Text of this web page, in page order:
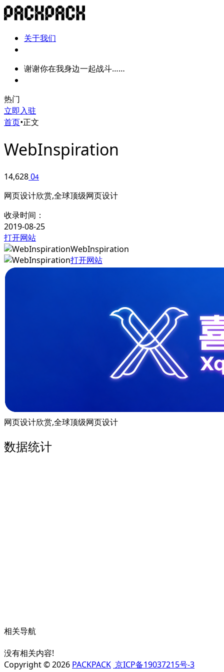
关于我们
谢谢你在我身边一起战斗……
热门
立即入驻
首页•正文
WebInspiration
14,62804
网页设计欣赏,全球顶级网页设计
收录时间：
2019-08-25
打开网站
WebInspiration
打开网站
网页设计欣赏,全球顶级网页设计
数据统计
相关导航
没有相关内容!
Copyright © 2026 PACKPACK 京ICP备19037215号-3